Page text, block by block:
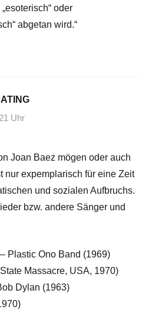
oder
abgetan wird.“
Uhr
Joan Baez mögen oder auch
nur expemplarisch für eine Zeit
und sozialen Aufbruchs.
bzw. andere Sänger und
Plastic Ono Band (1969)
Massacre, USA, 1970)
Dylan (1963)